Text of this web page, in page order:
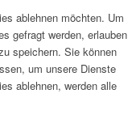
ablehnen möchten. Um
gefragt werden, erlauben
speichern. Sie können
um unsere Dienste
ablehnen, werden alle